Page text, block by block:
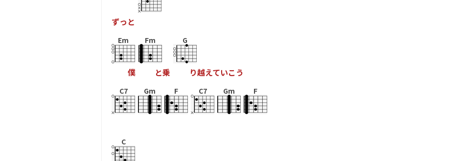
ずっ と
Em
僕
Fm
と乗
G
り越えていこ う
C7 Gm F C7 Gm F
C